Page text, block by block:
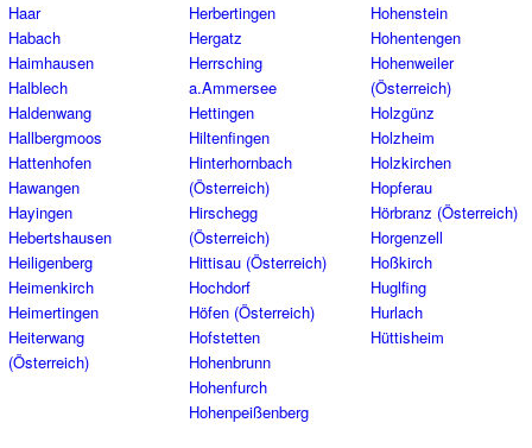
Haar
Habach
Haimhausen
Halblech
Haldenwang
Hallbergmoos
Hattenhofen
Hawangen
Hayingen
Hebertshausen
Heiligenberg
Heimenkirch
Heimertingen
Heiterwang
(Österreich)
Herbertingen
Hergatz
Herrsching
a.Ammersee
Hettingen
Hiltenfingen
Hinterhornbach
(Österreich)
Hirschegg
(Österreich)
Hittisau (Österreich)
Hochdorf
Höfen (Österreich)
Hofstetten
Hohenbrunn
Hohenfurch
Hohenpeißenberg
Hohenstein
Hohentengen
Hohenweiler
(Österreich)
Holzgünz
Holzheim
Holzkirchen
Hopferau
Hörbranz (Österreich)
Horgenzell
Hoßkirch
Huglfing
Hurlach
Hüttisheim